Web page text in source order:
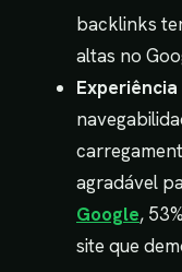
backlinks
altas no
Experiência
agradável
Google,
site que